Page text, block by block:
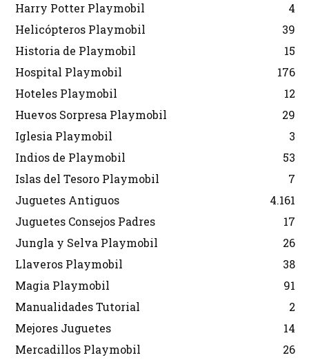
Harry Potter Playmobil
4
Helicópteros Playmobil
39
Historia de Playmobil
15
Hospital Playmobil
176
Hoteles Playmobil
12
Huevos Sorpresa Playmobil
29
Iglesia Playmobil
3
Indios de Playmobil
53
Islas del Tesoro Playmobil
7
Juguetes Antiguos
4.161
Juguetes Consejos Padres
17
Jungla y Selva Playmobil
26
Llaveros Playmobil
38
Magia Playmobil
91
Manualidades Tutorial
2
Mejores Juguetes
14
Mercadillos Playmobil
26